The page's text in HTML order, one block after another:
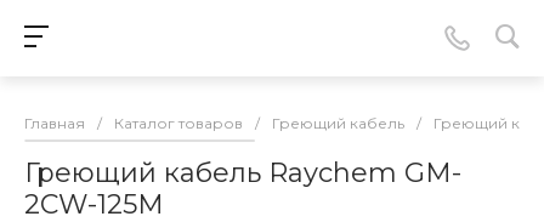
Главная / Каталог товаров / Греющий кабель / Греющий
Греющий кабель Raychem GM-
2CW-125M